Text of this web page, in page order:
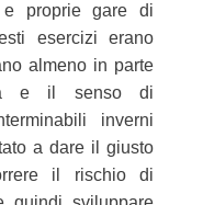
proprie gare di
esercizi erano
almeno in parte
e il senso di
inverni
a dare il giusto
il rischio di